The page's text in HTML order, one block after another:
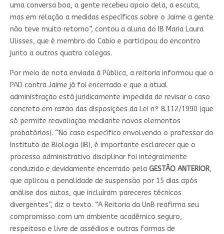
uma conversa boa, a gente recebeu apoio dela, a escuta,
mas em relação a medidas específicas sobre o Jaime a gente
não teve muito retorno”, contou a aluna do IB Maria Laura
Ulisses, que é membro do Cabio e participou do encontro
junto a outros quatro colegas.
Por meio de nota enviada à Pública, a reitoria informou que o
PAD contra Jaime já foi encerrado e que a atual
administração está juridicamente impedida de revisar o caso
concreto em razão das disposições da Lei nº 8.112/1990 (que
só permite reavaliação mediante novos elementos
probatórios). “No caso específico envolvendo o professor do
Instituto de Biologia (IB), é importante esclarecer que o
processo administrativo disciplinar foi integralmente
conduzido e devidamente encerrado pela GESTÃO ANTERIOR,
que aplicou a penalidade de suspensão por 15 dias após
análise dos autos, que incluíram pareceres técnicos
divergentes”, diz o texto. “A Reitoria da UnB reafirma seu
compromisso com um ambiente acadêmico seguro,
respeitoso e livre de assédios e outras formas de